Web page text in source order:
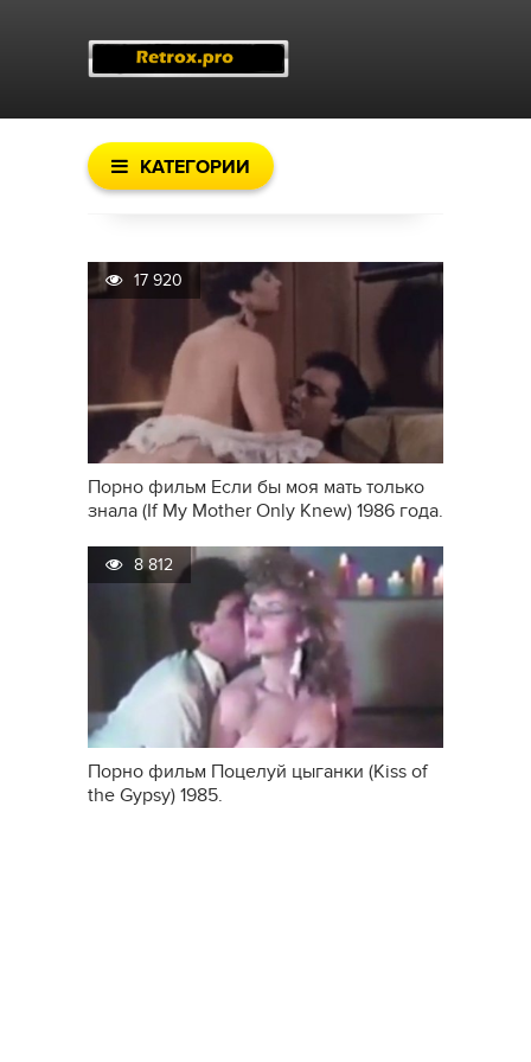
КАТЕГОРИИ
17 920
Порно фильм Если бы моя мать только
знала (If My Mother Only Knew) 1986 года.
8 812
Порно фильм Поцелуй цыганки (Kiss of
the Gypsy) 1985.